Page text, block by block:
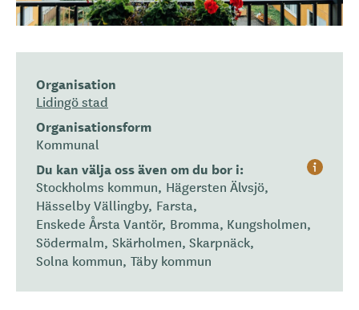
Organisation
Lidingö stad
Organisationsform
Kommunal
H
Du kan välja oss även om du bor i:
Stockholms kommun Hägersten Älvsjö
Hässelby Vällingby Farsta
Enskede Årsta Vantör Bromma Kungsholmen
Södermalm Skärholmen Skarpnäck
Solna kommun Täby kommun